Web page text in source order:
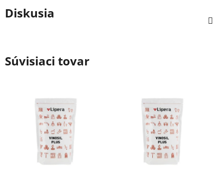
Diskusia
Súvisiaci tovar